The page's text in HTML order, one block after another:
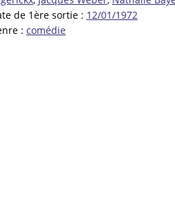
de 1ère sortie : 12/01/1972
: comédie